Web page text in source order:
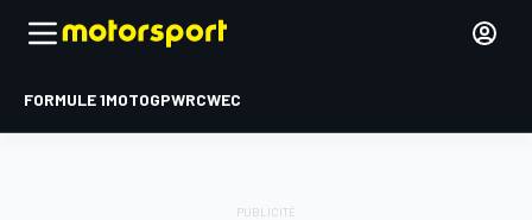
FORMULE 1MOTOGPWRCWEC